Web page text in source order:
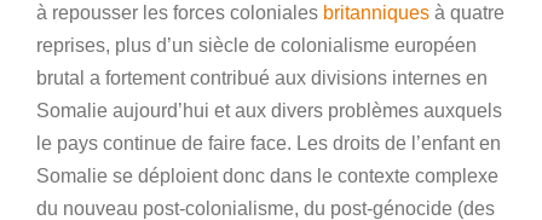
à repousser les forces coloniales britanniques à quatre
reprises, plus d’un siècle de colonialisme européen
brutal a fortement contribué aux divisions internes en
Somalie aujourd’hui et aux divers problèmes auxquels
le pays continue de faire face. Les droits de l’enfant en
Somalie se déploient donc dans le contexte complexe
du nouveau post-colonialisme, du post-génocide (des